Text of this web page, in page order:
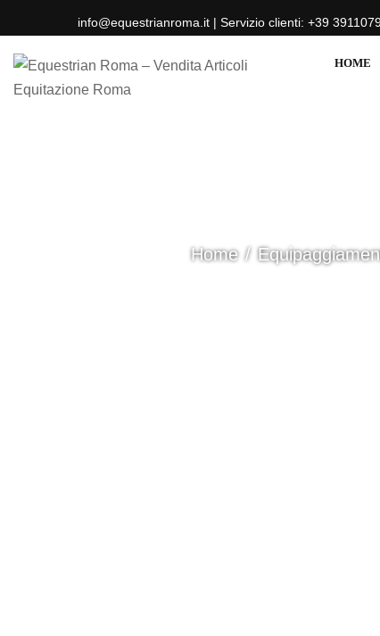
info@equestrianroma.it | Servizio clienti: +39
HOME
Home